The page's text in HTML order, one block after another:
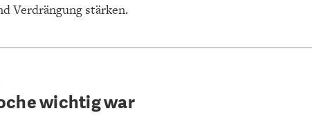
Verdrängung stärken.
wichtig war